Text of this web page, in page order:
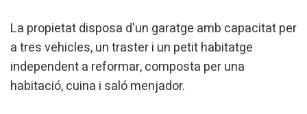
La propietat disposa d'un garatge amb capacitat per
a tres vehicles, un traster i un petit habitatge
independent a reformar, composta per una
habitació, cuina i saló menjador.
hàbits de navegació al lloc web i mostrar publicitat
relacionada amb el perfil de navegació de l'usuari.